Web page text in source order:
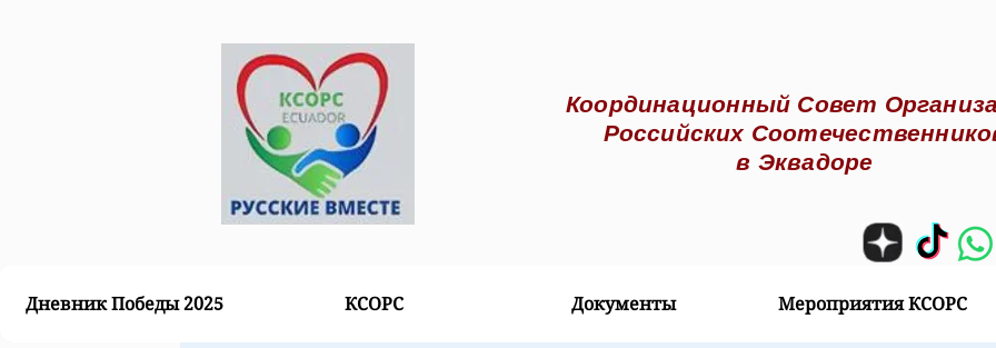
Координационный Совет О
Российских С
в Эквадоре
Дневник Победы 2025 КСОРС Документы Мероприятия КСОРС